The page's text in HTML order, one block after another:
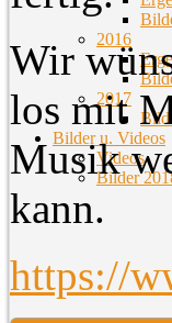
2016
2017
Bilder u. Videos
Videos
Bilder
Wir
los mit
Musik
kann.
https://